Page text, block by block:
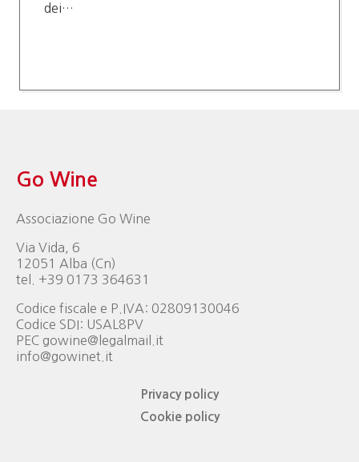
dei…
Go Wine
Associazione Go Wine
Via Vida, 6
12051 Alba (Cn)
tel. +39 0173 364631
Codice fiscale e P.IVA: 02809130046
Codice SDI: USAL8PV
PEC gowine@legalmail.it
info@gowinet.it
Privacy policy
Cookie policy